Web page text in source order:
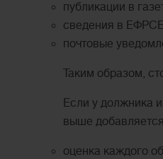
публикации в
сведения в
почтовые
Таким образом,
Если у должника
выше
оценка каждого